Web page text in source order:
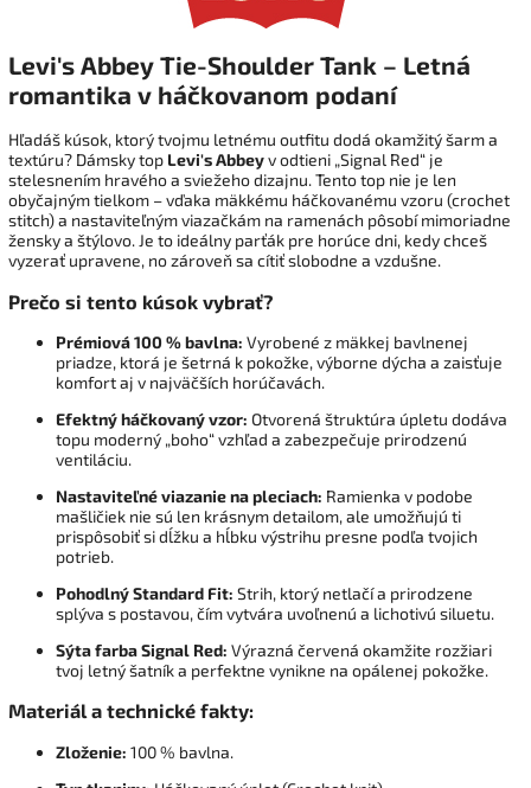
Levi's Abbey Tie-Shoulder Tank – Letná
romantika v háčkovanom podaní
Hľadáš kúsok, ktorý tvojmu letnému outfitu dodá okamžitý šarm a
textúru? Dámsky top Levi's Abbeyv odtieni „Signal Red“ je
stelesnením hravého a sviežeho dizajnu.Tento top nie je len
obyčajným tielkom – vďaka mäkkému háčkovanému vzoru (crochet
stitch) a nastaviteľným viazačkám na ramenách pôsobí mimoriadne
žensky a štýlovo. Je to ideálny parťák pre horúce dni, kedy chceš
vyzerať upravene, no zároveň sa cítiť slobodne a vzdušne.
Prečo si tento kúsok vybrať?
Prémiová 100 % bavlna: Vyrobené z mäkkej bavlnenej
priadze, ktorá je šetrná k pokožke,výborne dýcha a zaisťuje
komfort aj v najväčších horúčavách.
Efektný háčkovaný vzor: Otvorená štruktúra úpletu dodáva
topu moderný „boho“ vzhľad a zabezpečuje prirodzenú
ventiláciu.
Nastaviteľné viazanie na pleciach: Ramienka v podobe
mašličiek nie sú len krásnym detailom,ale umožňujú ti
prispôsobiť si dĺžku a hĺbku výstrihu presne podľa tvojich
potrieb.
Pohodlný Standard Fit: Strih, ktorý netlačí a prirodzene
splýva s postavou,čím vytvára uvoľnenú a lichotivú siluetu.
Sýta farba Signal Red: Výrazná červená okamžite rozžiari
tvoj letný šatník a perfektne vynikne na opálenej pokožke.
Materiál a technické fakty:
Zloženie: 100 % bavlna.